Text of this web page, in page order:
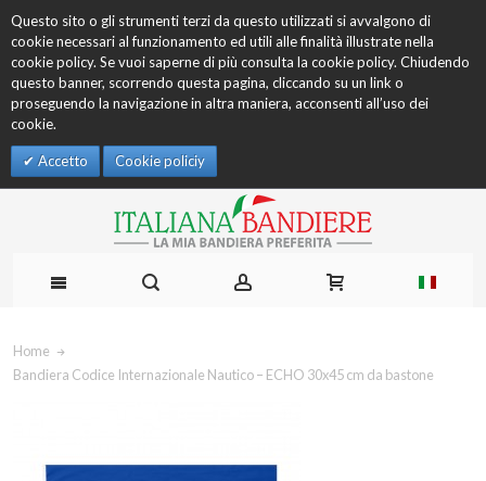
Questo sito o gli strumenti terzi da questo utilizzati si avvalgono di
cookie necessari al funzionamento ed utili alle finalità illustrate nella
cookie policy. Se vuoi saperne di più consulta la cookie policy. Chiudendo
questo banner, scorrendo questa pagina, cliccando su un link o
proseguendo la navigazione in altra maniera, acconsenti all’uso dei
cookie.
Accetto Cookie policiy
Home
Bandiera Codice Internazionale Nautico – ECHO 30x45 cm da bastone